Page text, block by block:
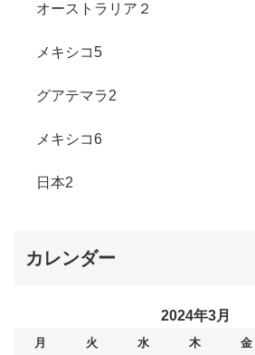
オーストラリア２
メキシコ5
グアテマラ2
メキシコ6
日本2
カレンダー
2024年3月
月 火 水 木 金